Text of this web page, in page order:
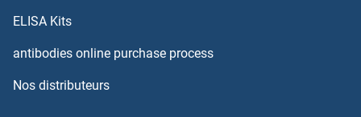
LY6D Kits ELISA
LY6G6F Kits ELISA
ELISA Kits
antibodies online purchase process
Nos distributeurs